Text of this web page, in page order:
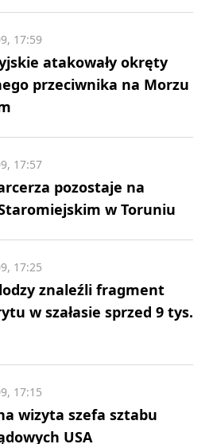
atakowały okręty
przeciwnika na Morzu
17:59
pozostaje na
w Toruniu
17:57
znaleźli fragment
w szałasie sprzed 9 tys.
17:25
wizyta szefa sztabu
USA
17:15